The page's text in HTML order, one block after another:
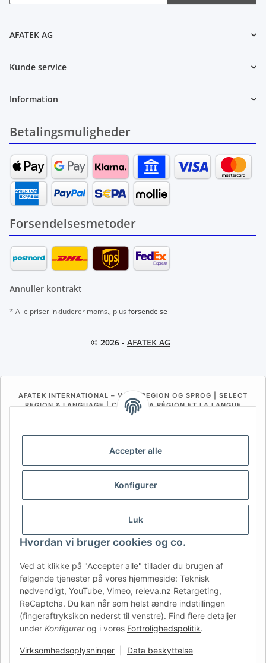
Accepter alle
Konfigurer
Luk
Hvordan vi bruger cookies og co.
Ved at klikke på "Accepter alle" tillader du brugen af
følgende tjenester på vores hjemmeside: Teknisk
nødvendigt, YouTube, Vimeo, releva.nz Retargeting,
ReCaptcha. Du kan når som helst ændre indstillingen
(fingeraftryksikon nederst til venstre). Find flere detaljer
under Konfigurerog i vores Fortrolighedspolitik.
Virksomhedsoplysninger Data beskyttelse
AFATEK AG
Kunde service
Information
Betalingsmuligheder
Forsendelsesmetoder
Annuller kontrakt
* Alle priser inkluderer moms., plus forsendelse
© 2026 - AFATEK AG
AFATEK INTERNATIONAL – VÆLG REGION OG SPROG | SELECT
REGION & LANGUAGE | CHOISIR LA RÉGION ET LA LANGUE
BE (NL) BE (FR)
FR IT ES DK PL
USA
RO HR
AFATEK Danmark| Din specialist i reservedele til trailere
Teknisk rådgivning: moc.ketafa@ofni| Moms-ID (DE):
DE354251646
Tilbud til erhvervskunder: Intracommunautære køb (momsfrit
via VIES) er muligt.